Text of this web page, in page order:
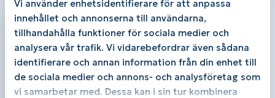
Vi använder enhetsidentifierare för att anpassa
innehållet och annonserna till användarna,
tillhandahålla funktioner för sociala medier och
analysera vår trafik. Vi vidarebefordrar även sådana
identifierare och annan information från din enhet till
de sociala medier och annons- och analysföretag som
vi samarbetar med. Dessa kan i sin tur kombinera